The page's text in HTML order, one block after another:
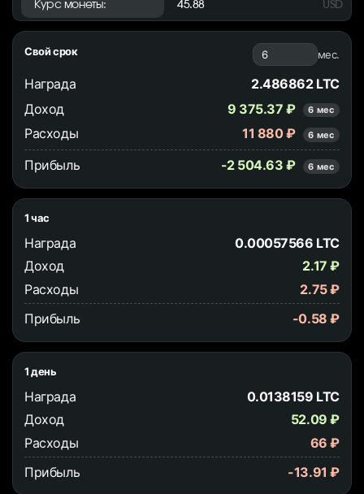
Курс монеты: USD
Свой срок мес.
Награда
2.486862 LTC
Доход
9 375.37 ₽ 6 мес
Расходы 11 880 ₽ 6 мес
Прибыль -2 504.63 ₽ 6 мес
1 час
Награда
0.00057566 LTC
Доход
2.17 ₽
Расходы
2.75 ₽
Прибыль
-0.58 ₽
1 день
Награда
0.0138159 LTC
Доход
52.09 ₽
Расходы
66 ₽
Прибыль
-13.91 ₽